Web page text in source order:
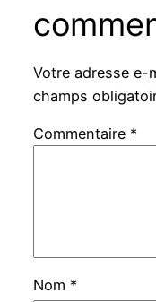
Votre adresse e-
champs
Commentaire *
Nom *